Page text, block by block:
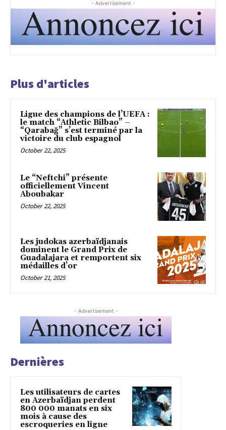
- Advertisement -
Plus d'articles
Ligue des champions de l’UEFA :
le match “Athletic Bilbao” –
“Qarabağ” s’est terminé par la
victoire du club espagnol
October 22, 2025
Le “Neftchi” présente
officiellement Vincent
Aboubakar
October 22, 2025
Les judokas azerbaïdjanais
dominent le Grand Prix de
Guadalajara et remportent six
médailles d’or
October 21, 2025
- Advertisement -
Dernières
Les utilisateurs de cartes
en Azerbaïdjan perdent
800 000 manats en six
mois à cause des
escroqueries en ligne